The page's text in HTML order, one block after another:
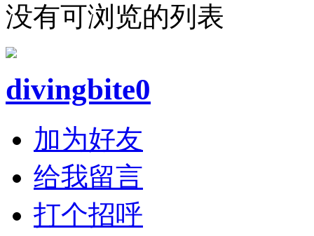
没有可浏览的列表
divingbite0
加为好友
给我留言
打个招呼